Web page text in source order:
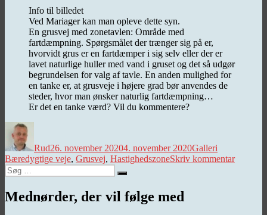
Info til billedet
Ved Mariager kan man opleve dette syn.
En grusvej med zonetavlen: Område med
fartdæmpning. Spørgsmålet der trænger sig på er,
hvorvidt grus er en fartdæmper i sig selv eller der er
lavet naturlige huller med vand i gruset og det så udgør
begrundelsen for valg af tavle. En anden mulighed for
en tanke er, at grusveje i højere grad bør anvendes de
steder, hvor man ønsker naturlig fartdæmpning…
Er det en tanke værd? Vil du kommentere?
Rud26. november 20204. november 2020Galleri
Bæredygtige veje, Grusvej, HastighedszoneSkriv kommentartil
Søg
efter:
Søg
Mednørder, der vil følge med